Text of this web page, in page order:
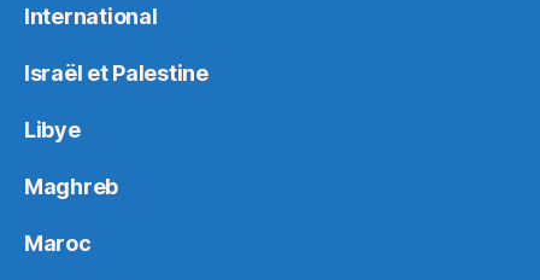
International
Israël et Palestine
Libye
Maghreb
Maroc